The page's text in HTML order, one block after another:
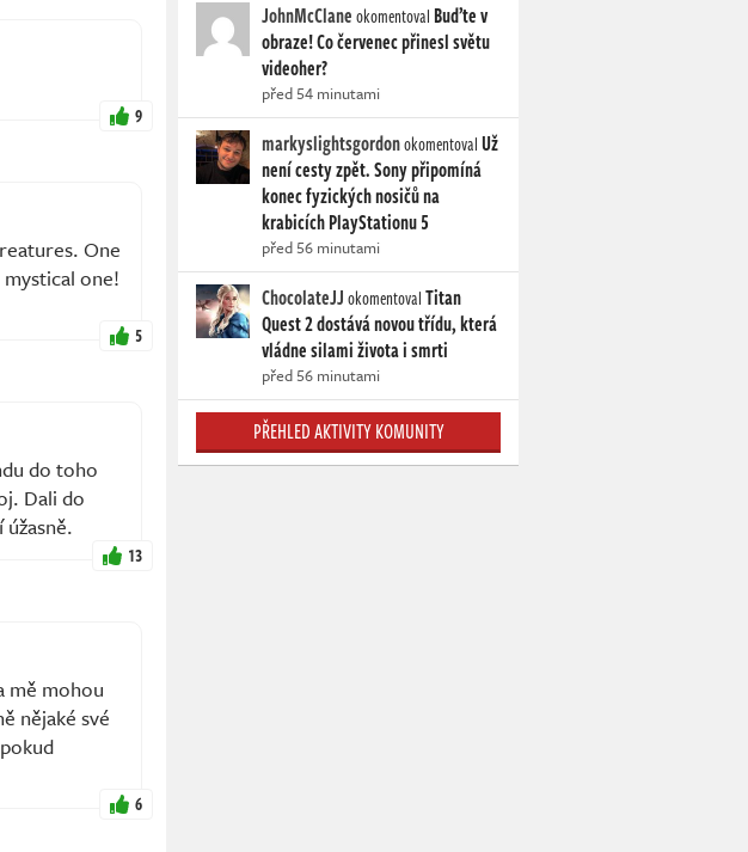
9
One
one!
5
do toho
Dali do
13
mě mohou
nějaké své
6
JohnMcClaneokomentoval Buďte v
obraze! Co červenec přinesl světu
videoher?
před 54 minutami
markyslightsgordonokomentovalUž
není cesty zpět. Sony připomíná
konec fyzických nosičů na
krabicích PlayStationu 5
před 56 minutami
ChocolateJJokomentovalTitan
Quest 2 dostává novou třídu, která
vládne silami života i smrti
před 56 minutami
PŘEHLED AKTIVITY KOMUNITY